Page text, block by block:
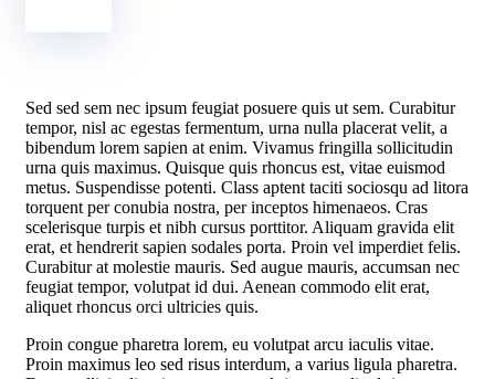
Sed sed sem nec ipsum feugiat posuere quis ut sem. Curabitur
tempor, nisl ac egestas fermentum, urna nulla placerat velit, a
bibendum lorem sapien at enim. Vivamus fringilla sollicitudin
urna quis maximus. Quisque quis rhoncus est, vitae euismod
metus. Suspendisse potenti. Class aptent taciti sociosqu ad litora
torquent per conubia nostra, per inceptos himenaeos. Cras
scelerisque turpis et nibh cursus porttitor. Aliquam gravida elit
erat, et hendrerit sapien sodales porta. Proin vel imperdiet felis.
Curabitur at molestie mauris. Sed augue mauris, accumsan nec
feugiat tempor, volutpat id dui. Aenean commodo elit erat,
aliquet rhoncus orci ultricies quis.
Proin congue pharetra lorem, eu volutpat arcu iaculis vitae.
Proin maximus leo sed risus interdum, a varius ligula pharetra.